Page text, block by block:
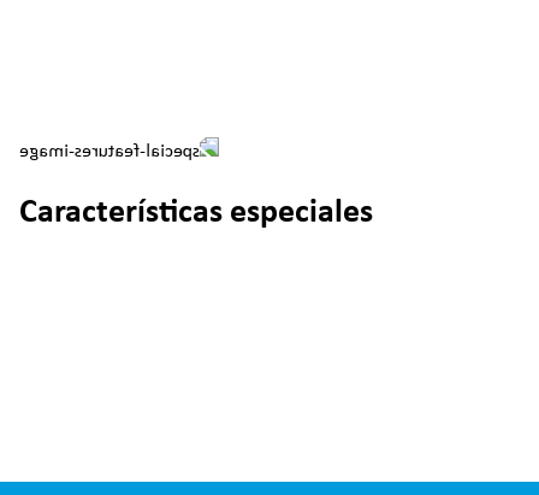
Características especiales